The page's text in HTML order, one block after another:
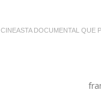
CINEASTA DOCUMENTAL QUE